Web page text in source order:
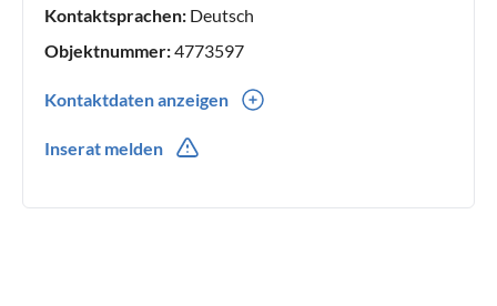
Kontaktsprachen: Deutsch
Objektnummer:4773597
Kontaktdaten anzeigen
Inserat melden